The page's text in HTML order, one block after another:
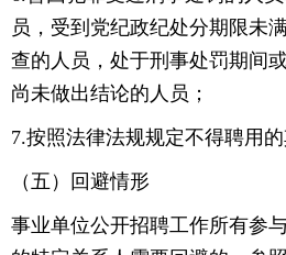
员，受到党纪政纪处分期限未
查的人员，处于刑事处罚期间
尚未做出结论的人员；
7.按照法律法规规定不得聘用的
（五）回避情形
事业单位公开招聘工作所有参